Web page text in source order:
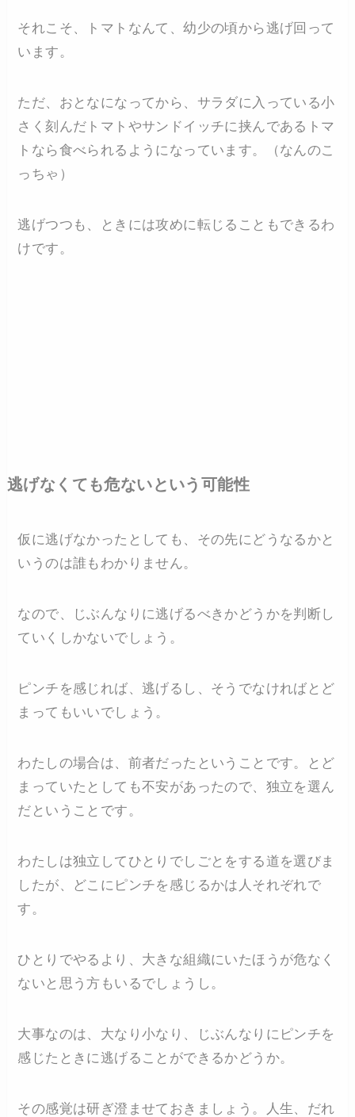
それこそ、トマトなんて、幼少の頃から逃げ回って
います。
ただ、おとなになってから、サラダに入っている小
さく刻んだトマトやサンドイッチに挟んであるトマ
トなら食べられるようになっています。（なんのこ
っちゃ）
逃げつつも、ときには攻めに転じることもできるわ
けです。
逃げなくても危ないという可能性
仮に逃げなかったとしても、その先にどうなるかと
いうのは誰もわかりません。
なので、じぶんなりに逃げるべきかどうかを判断し
ていくしかないでしょう。
ピンチを感じれば、逃げるし、そうでなければとど
まってもいいでしょう。
わたしの場合は、前者だったということです。とど
まっていたとしても不安があったので、独立を選ん
だということです。
わたしは独立してひとりでしごとをする道を選びま
したが、どこにピンチを感じるかは人それぞれで
す。
ひとりでやるより、大きな組織にいたほうが危なく
ないと思う方もいるでしょうし。
大事なのは、大なり小なり、じぶんなりにピンチを
感じたときに逃げることができるかどうか。
その感覚は研ぎ澄ませておきましょう。人生、だれ